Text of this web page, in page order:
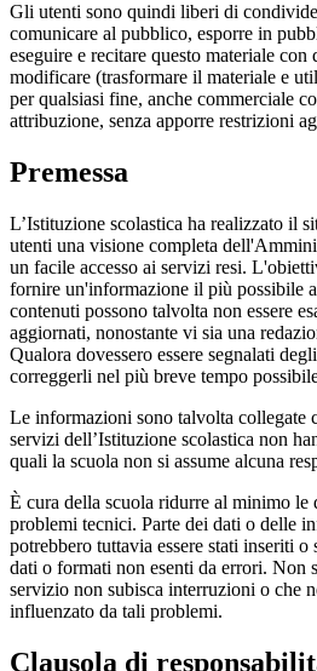
Gli utenti sono quindi liberi di
comunicare al pubblico, esporre in
eseguire e recitare questo materiale
modificare (trasformare il materiale e
per qualsiasi fine, anche commerciale
attribuzione, senza apporre restrizioni
Premessa
L’Istituzione scolastica ha realizzato il
utenti una visione completa
un facile accesso ai servizi resi.
fornire un'informazione il più possibile
contenuti possono talvolta non essere
aggiornati, nonostante vi sia una
Qualora dovessero essere segnalati
correggerli nel più breve tempo
Le informazioni sono talvolta collegate
servizi dell’Istituzione scolastica non
quali la scuola non si assume alcuna
È cura della scuola ridurre al minimo
problemi tecnici. Parte dei dati o delle
potrebbero tuttavia essere stati inseriti
dati o formati non esenti da errori. Non
servizio non subisca interruzioni o che
influenzato da tali problemi.
Clausola di